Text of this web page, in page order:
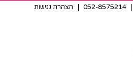
052-8575214 הצהרת נגישות